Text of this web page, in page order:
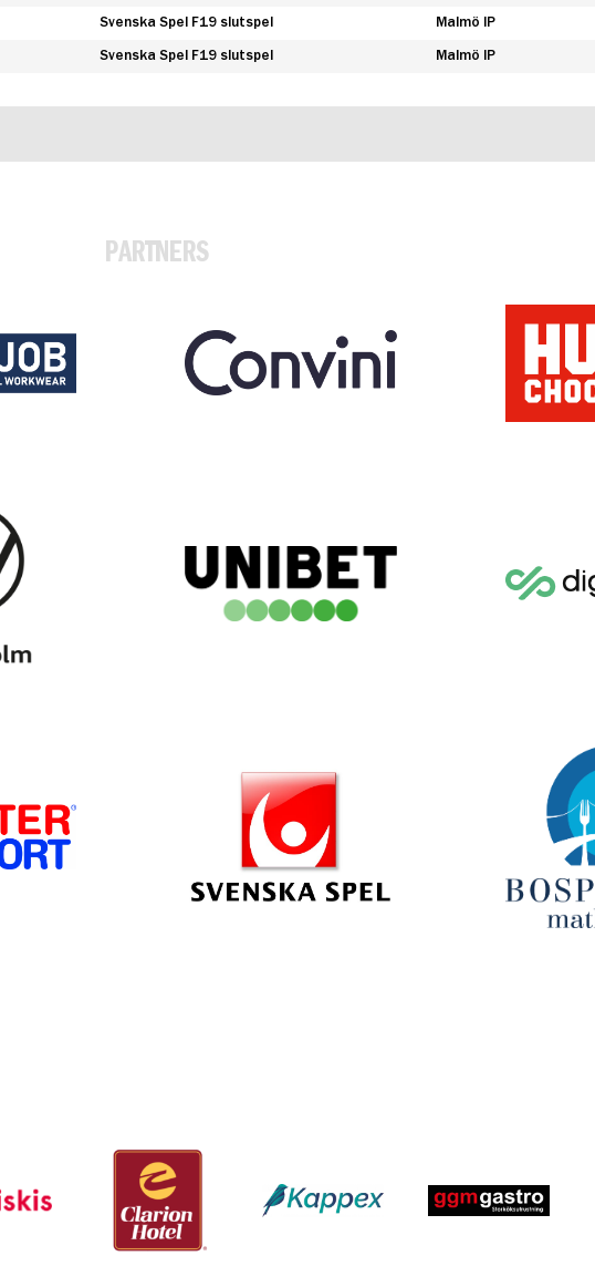
Svenska Spel F19 slutspel Malmö IP
Svenska Spel F19 slutspel Malmö IP
PARTNERS